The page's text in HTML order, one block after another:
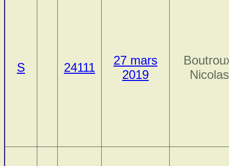
S 24111
27 mars
2019
Nicolas